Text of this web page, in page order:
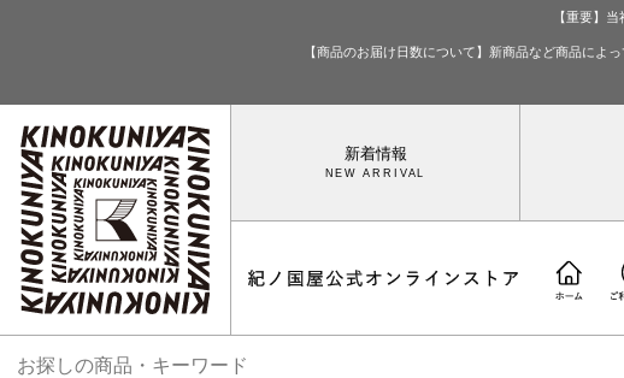
【重要】
【商品のお届け日数について】新商品など商品によ
新着情報